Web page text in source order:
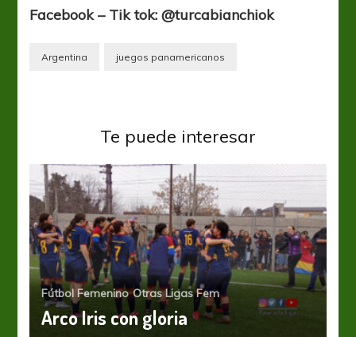
Facebook – Tik tok: @turcabianchiok
Argentina juegos panamericanos
Te puede interesar
Fútbol Femenino Otras Ligas Fem
Arco Iris con gloria